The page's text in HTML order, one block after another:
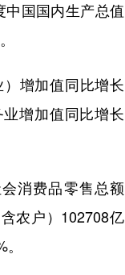
国国内生产总值
增加值同比增长
增加值同比增长
消费品零售总额
农户）102708亿